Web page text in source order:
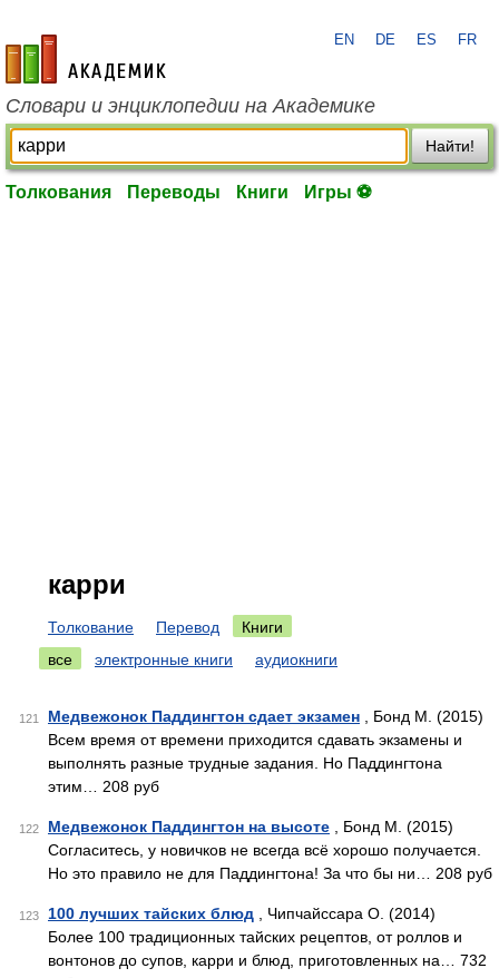
academic.ru
EN DE ES FR
Словари и энциклопедии на Академике
Найти!
Толкования Переводы Книги Игры ⚽
карри
Толкование Перевод
Книги
все
электронные книги аудиокниги
121 Медвежонок Паддингтон сдает экзамен , Бонд М. (2015)
Всем время от времени приходится сдавать экзамены и
выполнять разные трудные задания. Но Паддингтона
этим… 208 руб
122 Медвежонок Паддингтон на высоте , Бонд М. (2015)
Согласитесь, у новичков не всегда всё хорошо получается.
Но это правило не для Паддингтона! За что бы ни… 208 руб
123 100 лучших тайских блюд , Чипчайссара О. (2014)
Более 100 традиционных тайских рецептов, от роллов и
вонтонов до супов, карри и блюд, приготовленных на… 732